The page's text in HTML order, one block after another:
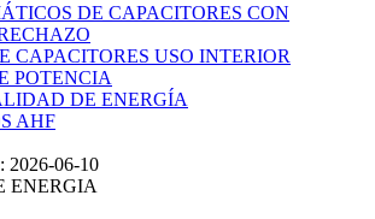
DE CAPACITORES CON
CAPACITORES USO INTERIOR
POTENCIA
DE ENERGÍA
AHF
2026-06-10
ENERGIA